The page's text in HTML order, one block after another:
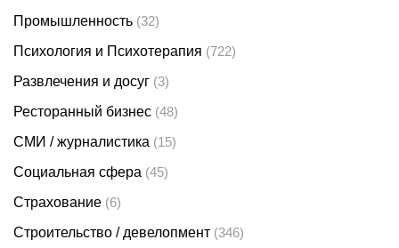
Промышленность (32)
Психология и Психотерапия (722)
Развлечения и досуг (3)
Ресторанный бизнес (48)
СМИ / журналистика (15)
Социальная сфера (45)
Страхование (6)
Строительство / девелопмент (346)